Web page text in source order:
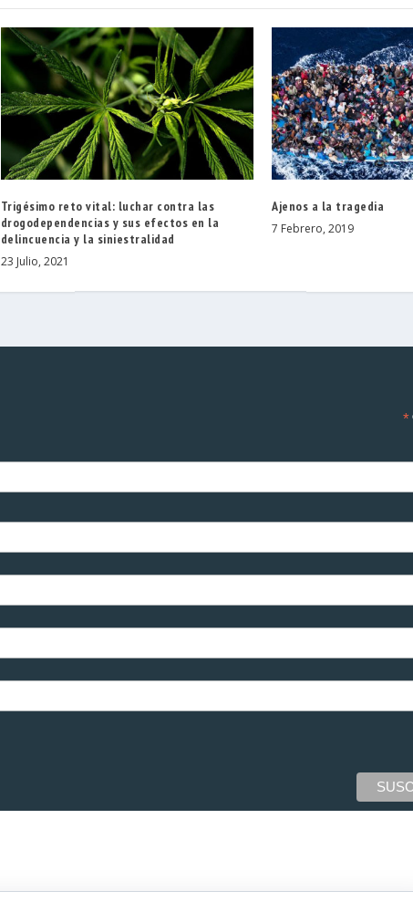
Trigésimo reto vital: luchar contra las
drogodependencias y sus efectos en la
delincuencia y la siniestralidad
23 Julio, 2021
Ajenos a la tragedia
7 Febrero, 2019
*